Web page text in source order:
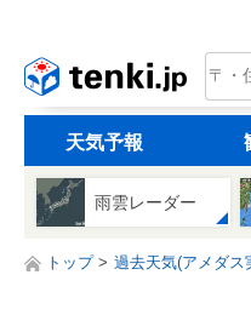
天気予報
雨雲レーダー
トップ 過去天気(アメダス